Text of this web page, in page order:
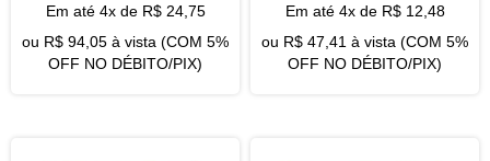
Em até 4x de R$24,75
ou R$ 94,05 à vista (COM 5%
OFF NO DÉBITO/PIX)
Em até 4x de R$12,48
ou R$ 47,41 à vista (COM 5%
OFF NO DÉBITO/PIX)